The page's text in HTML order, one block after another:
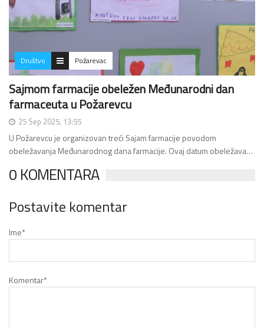
Društvo Požarevac
Sajmom farmacije obeležen Međunarodni dan
farmaceuta u Požarevcu
25 Sep 2025, 13:55
U Požarevcu je organizovan treći Sajam farmacije povodom
obeležavanja Međunarodnog dana farmacije. Ovaj datum obeležava…
0 KOMENTARA
Postavite komentar
Ime*
Komentar*